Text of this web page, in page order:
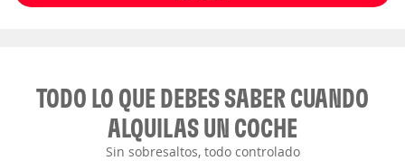
TODO LO QUE DEBES SABER CUANDO
ALQUILAS UN COCHE
Sin sobresaltos, todo controlado